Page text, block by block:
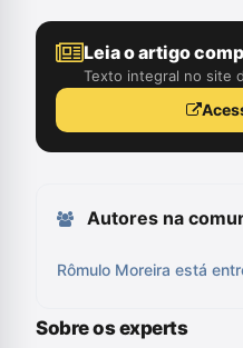
Leia o artigo
Texto integral no site
Autores na
Rômulo Moreira está
Sobre os experts